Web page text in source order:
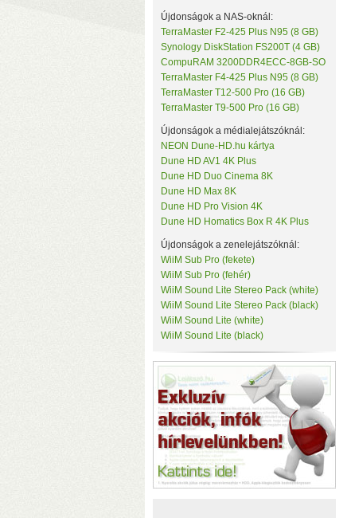
Sensative
Shelly
Silicon Labs
Silicon Power
Skydigital
SmartWise
Sonnet
Synology
Targus
Távvezérlés.hu
Tenda
TerraMaster
ThirdReality
TKB Home
Twelve South
Ubiquiti
UPS Power
Vision Security
WD
WiiM
Y-Cam
Z-Wave.Me
Zipato
Újdonságok a NAS-oknál:
TerraMaster F2-425 Plus N95 (8 GB)
Synology DiskStation FS200T (4 GB)
CompuRAM 3200DDR4ECC-8GB-SO
TerraMaster F4-425 Plus N95 (8 GB)
TerraMaster T12-500 Pro (16 GB)
TerraMaster T9-500 Pro (16 GB)
Újdonságok a médialejátszóknál:
NEON Dune-HD.hu kártya
Dune HD AV1 4K Plus
Dune HD Duo Cinema 8K
Dune HD Max 8K
Dune HD Pro Vision 4K
Dune HD Homatics Box R 4K Plus
Újdonságok a zenelejátszóknál:
WiiM Sub Pro (fekete)
WiiM Sub Pro (fehér)
WiiM Sound Lite Stereo Pack (white)
WiiM Sound Lite Stereo Pack (black)
WiiM Sound Lite (white)
WiiM Sound Lite (black)